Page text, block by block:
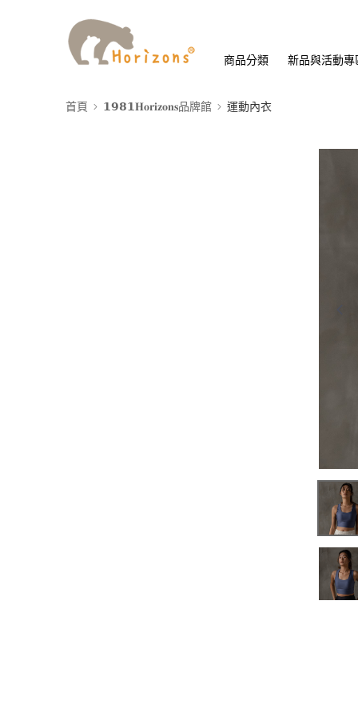
商品分類 新品與活動專
首頁 𝟭𝟵𝟴𝟭𝐇𝐨𝐫𝐢𝐳𝐨𝐧𝐬品牌館 運動內衣